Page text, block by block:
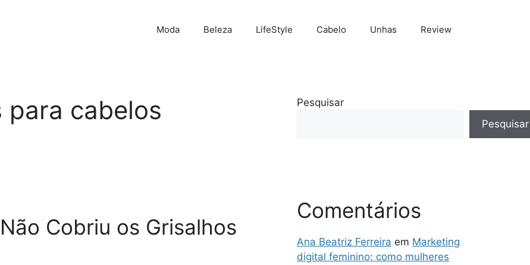
Moda Beleza LifeStyle Cabelo Unhas Review
cabelos
Cobriu os Grisalhos
Pesquisar
Pesquisar
Comentários
Ana Beatriz Ferreira em Marketing
digital feminino: como mulheres